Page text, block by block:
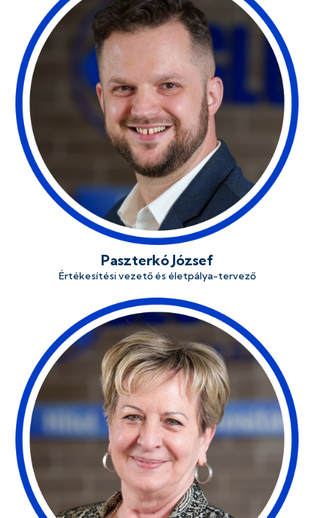
Paszterkó József
Értékesítési vezető és életpálya-tervező